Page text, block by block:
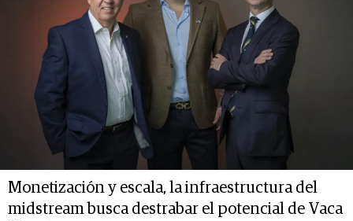
Monetización y escala, la infraestructura del
midstream busca destrabar el potencial de Vaca